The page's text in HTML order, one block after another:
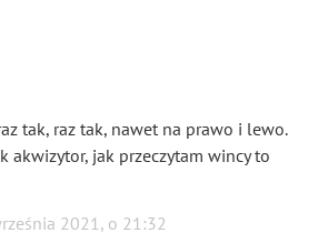
tak, raz tak, nawet na prawo i lewo.
akwizytor, jak przeczytam wincy to
2021 , o 21:32